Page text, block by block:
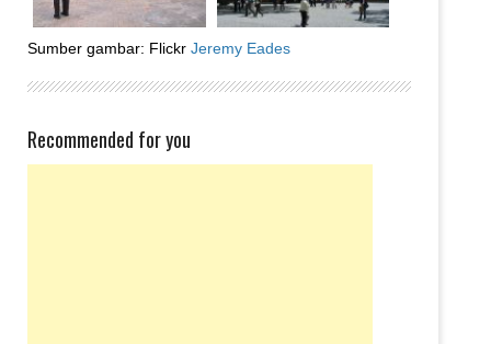
Sumber gambar: Flickr Jeremy Eades
Recommended for you